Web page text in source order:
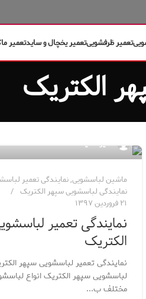
تعمیر ظرفشوییتعمیر یخچال و سایدتعمیر
الکتریک
مدیر سایت
ماشین لباسشویی,نمایندگی تعمیر
نمایندگی لباسشویی سپهر الکتریک
۲۱ فروردین ۱۳۹۷
نمایندگی تعمیر
الکتریک
نمایندگی تعمیر لباسشویی سپهر
لباسشویی سپهر الکتریک انواع
مختلف ب...